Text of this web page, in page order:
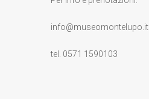
info@museomontelupo.it
tel. 0571 1590103